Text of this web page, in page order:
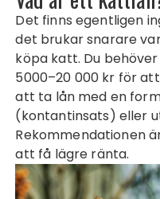
Det finns egentligen
det brukar snarare
köpa katt. Du
5000–20 000 kr för
att ta lån med en
(kontantinsats) eller
Rekommendationen
att få lägre ränta.